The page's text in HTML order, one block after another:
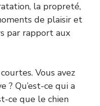
la propreté,
de plaisir et
par rapport aux
Vous avez
? Qu’est-ce qui a
ce que le chien